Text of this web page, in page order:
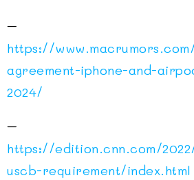
–
https://
agreement-iphone-and-
2024/
–
https://edition.cnn.com/
uscb-requirement/index.html